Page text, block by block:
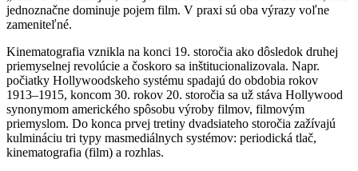
jednoznačne dominuje pojem film. V praxi sú oba výrazy voľne
zameniteľné.
Kinematografia vznikla na konci 19. storočia ako dôsledok druhej
priemyselnej revolúcie a čoskoro sa inštitucionalizovala. Napr.
počiatky Hollywoodskeho systému spadajú do obdobia rokov
1913–1915, koncom 30. rokov 20. storočia sa už stáva Hollywood
synonymom amerického spôsobu výroby filmov, filmovým
priemyslom. Do konca prvej tretiny dvadsiateho storočia zažívajú
kulmináciu tri typy masmediálnych systémov: periodická tlač,
kinematografia (film) a rozhlas.